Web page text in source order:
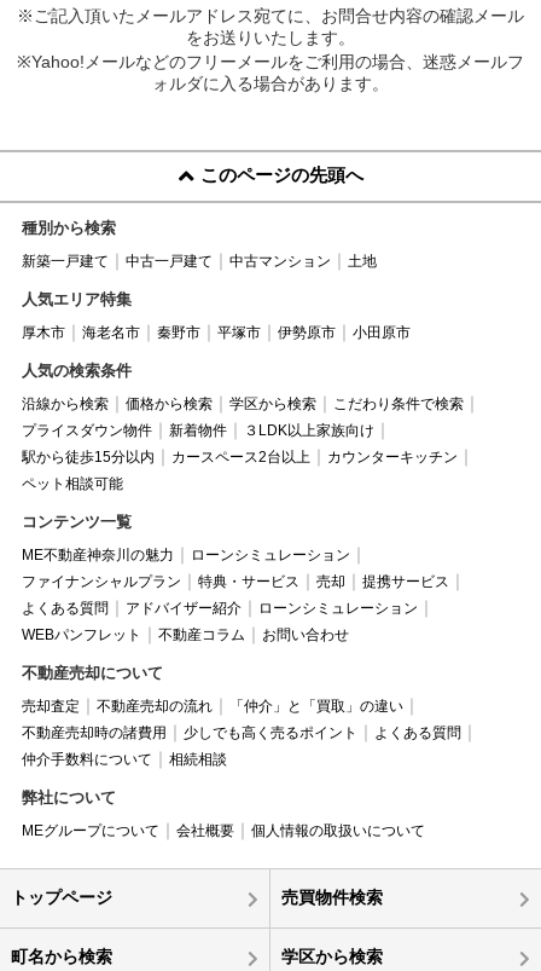
※ご記入頂いたメールアドレス宛てに、お問合せ内容の確認メール
をお送りいたします。
※Yahoo!メールなどのフリーメールをご利用の場合、迷惑メールフ
ォルダに入る場合があります。
このページの先頭へ
種別から検索
新築一戸建て 中古一戸建て 中古マンション 土地
人気エリア特集
厚木市 海老名市 秦野市 平塚市 伊勢原市 小田原市
人気の検索条件
沿線から検索 価格から検索 学区から検索
こだわり条件で検索
プライスダウン物件
新着物件
３LDK以上家族向け
駅から徒歩15分以内
カースペース2台以上
カウンターキッチン
ペット相談可能
コンテンツ一覧
ME不動産神奈川の魅力
ローンシミュレーション
ファイナンシャルプラン
特典・サービス 売却
提携サービス
よくある質問
アドバイザー紹介
ローンシミュレーション
WEBパンフレット
不動産コラム お問い合わせ
不動産売却について
売却査定 不動産売却の流れ
「仲介」と「買取」の違い
不動産売却時の諸費用
少しでも高く売るポイント
よくある質問
仲介手数料について
相続相談
弊社について
MEグループについて 会社概要 個人情報の取扱いについて
トップページ 売買物件検索
町名から検索 学区から検索